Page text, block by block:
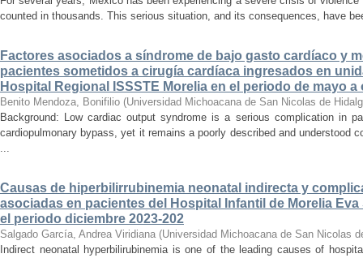
counted in thousands. This serious situation, and its consequences, have
Factores asociados a síndrome de bajo gasto cardíaco y
pacientes sometidos a cirugía cardíaca ingresados en
Hospital Regional ISSSTE Morelia en el periodo de mayo a
Benito Mendoza, Bonifilio (Universidad Michoacana de San Nicolas de
Background: Low cardiac output syndrome is a serious complication in
cardiopulmonary bypass, yet it remains a poorly described and understood
...
Causas de hiperbilirrubinemia neonatal indirecta y
asociadas en pacientes del Hospital Infantil de Morelia
el periodo diciembre 2023-202
Salgado García, Andrea Viridiana (Universidad Michoacana de San Nicolas
Indirect neonatal hyperbilirubinemia is one of the leading causes of